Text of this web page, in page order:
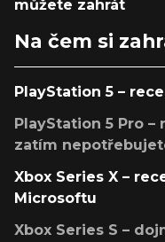
můžete zahrát
Na čem si
PlayStation 5 –
PlayStation 5 Pro
zatím
Xbox Series X –
Microsoftu
Xbox Series S –